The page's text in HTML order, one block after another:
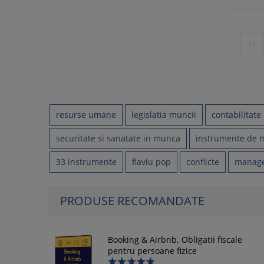
resurse umane legislatia muncii contabilitate
securitate si sanatate in munca instrumente de
33 instrumente flaviu pop conflicte
PRODUSE RECOMANDATE
Booking & Airbnb. Obligatii fiscale
pentru persoane fizice